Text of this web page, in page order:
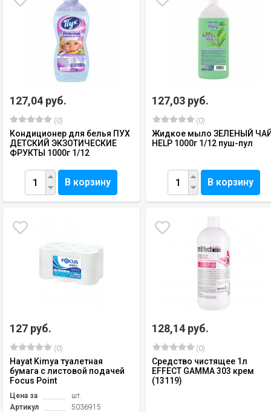
127,04 руб.
(0)
Кондиционер для белья ПУХ
ДЕТСКИЙ ЭКЗОТИЧЕСКИЕ
ФРУКТЫ 1000г 1/12
В корзину
127,03 руб.
(0)
Жидкое мыло ЗЕЛЕНЫЙ
HELP 1000г 1/12 пуш-пул
В корзину
127 руб.
(0)
Hayat Kimya туалетная
бумага с листовой подачей
Focus Point
Цена за
шт.
Артикул
5036915
128,14 руб.
(0)
Средство чистящее 1л
EFFECT GAMMA 303 крем
(13119)